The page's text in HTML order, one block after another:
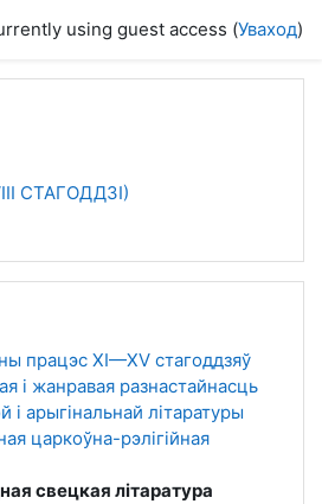
using guest access (Уваход)
СТАГОДДЗІ)
працэс XI—XV стагоддзяў
і жанравая разнастайнасць
і арыгінальнай літаратуры
царкоўна-рэлігійная
свецкая літаратура